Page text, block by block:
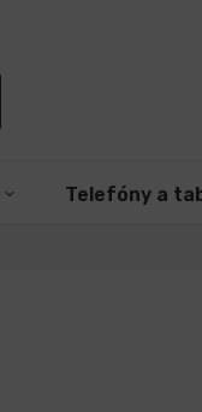
Telefóny a